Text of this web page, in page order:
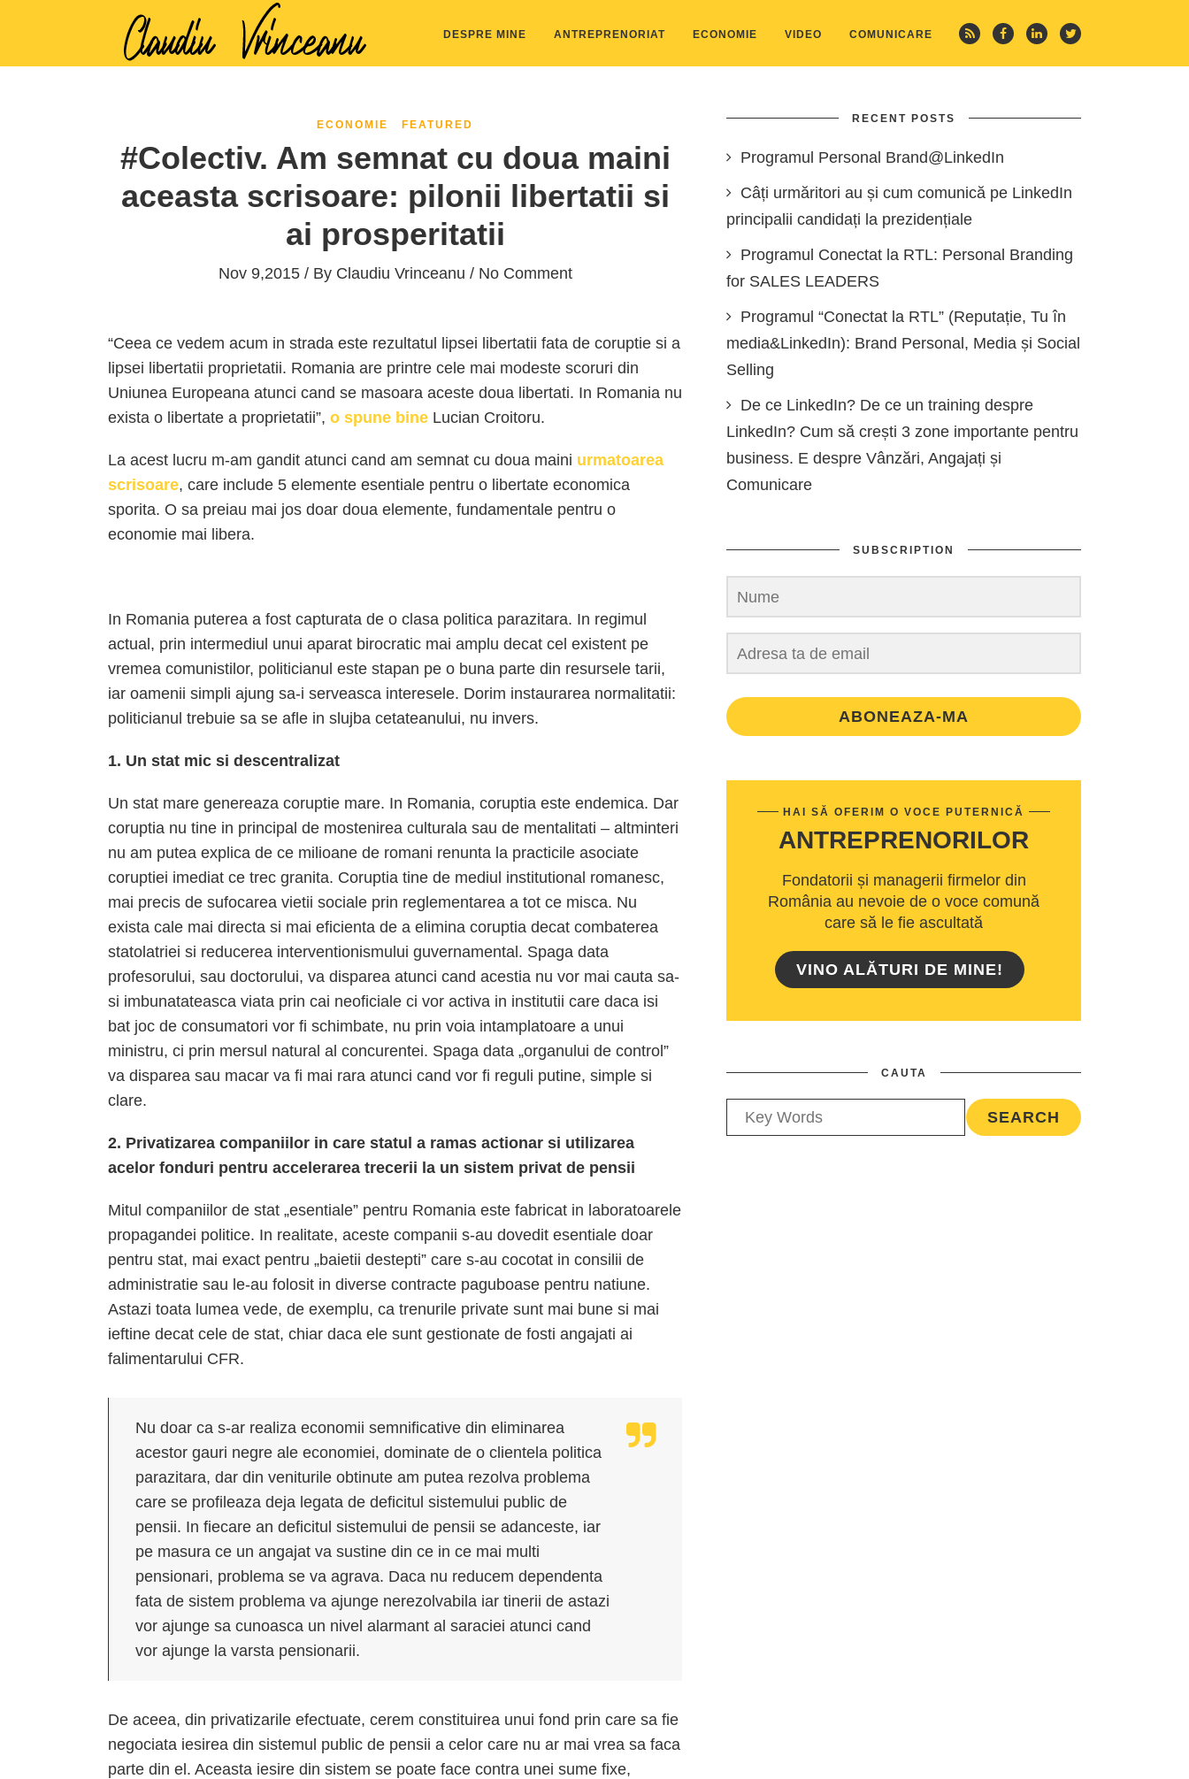
DESPRE MINE ANTREPRENORIAT ECONOMIE VIDEO COMUNICARE
ECONOMIE FEATURED
#Colectiv. Am semnat cu doua maini
aceasta scrisoare: pilonii libertatii si
ai prosperitatii
Nov 9,2015 / By Claudiu Vrinceanu / No Comment
“Ceea ce vedem acum in strada este rezultatul lipsei libertatii fata de coruptie si a
lipsei libertatii proprietatii. Romania are printre cele mai modeste scoruri din
Uniunea Europeana atunci cand se masoara aceste doua libertati. In Romania nu
exista o libertate a proprietatii”, o spune bine Lucian Croitoru.
La acest lucru m-am gandit atunci cand am semnat cu doua maini urmatoarea
scrisoare, care include 5 elemente esentiale pentru o libertate economica
sporita. O sa preiau mai jos doar doua elemente, fundamentale pentru o
economie mai libera.
In Romania puterea a fost capturata de o clasa politica parazitara. In regimul
actual, prin intermediul unui aparat birocratic mai amplu decat cel existent pe
vremea comunistilor, politicianul este stapan pe o buna parte din resursele tarii,
iar oamenii simpli ajung sa-i serveasca interesele. Dorim instaurarea normalitatii:
politicianul trebuie sa se afle in slujba cetateanului, nu invers.
1. Un stat mic si descentralizat
Un stat mare genereaza coruptie mare. In Romania, coruptia este endemica. Dar
coruptia nu tine in principal de mostenirea culturala sau de mentalitati – altminteri
nu am putea explica de ce milioane de romani renunta la practicile asociate
coruptiei imediat ce trec granita. Coruptia tine de mediul institutional romanesc,
mai precis de sufocarea vietii sociale prin reglementarea a tot ce misca. Nu
exista cale mai directa si mai eficienta de a elimina coruptia decat combaterea
statolatriei si reducerea interventionismului guvernamental. Spaga data
profesorului, sau doctorului, va disparea atunci cand acestia nu vor mai cauta sa-
si imbunatateasca viata prin cai neoficiale ci vor activa in institutii care daca isi
bat joc de consumatori vor fi schimbate, nu prin voia intamplatoare a unui
ministru, ci prin mersul natural al concurentei. Spaga data „organului de control”
va disparea sau macar va fi mai rara atunci cand vor fi reguli putine, simple si
clare.
2. Privatizarea companiilor in care statul a ramas actionar si utilizarea
acelor fonduri pentru accelerarea trecerii la un sistem privat de pensii
Mitul companiilor de stat „esentiale” pentru Romania este fabricat in laboratoarele
propagandei politice. In realitate, aceste companii s-au dovedit esentiale doar
pentru stat, mai exact pentru „baietii destepti” care s-au cocotat in consilii de
administratie sau le-au folosit in diverse contracte paguboase pentru natiune.
Astazi toata lumea vede, de exemplu, ca trenurile private sunt mai bune si mai
ieftine decat cele de stat, chiar daca ele sunt gestionate de fosti angajati ai
falimentarului CFR.
Nu doar ca s-ar realiza economii semnificative din eliminarea
acestor gauri negre ale economiei, dominate de o clientela politica
parazitara, dar din veniturile obtinute am putea rezolva problema
care se profileaza deja legata de deficitul sistemului public de
pensii. In fiecare an deficitul sistemului de pensii se adanceste, iar
pe masura ce un angajat va sustine din ce in ce mai multi
pensionari, problema se va agrava. Daca nu reducem dependenta
fata de sistem problema va ajunge nerezolvabila iar tinerii de astazi
vor ajunge sa cunoasca un nivel alarmant al saraciei atunci cand
vor ajunge la varsta pensionarii.
De aceea, din privatizarile efectuate, cerem constituirea unui fond prin care sa fie
negociata iesirea din sistemul public de pensii a celor care nu ar mai vrea sa faca
parte din el. Aceasta iesire din sistem se poate face contra unei sume fixe,
RECENT POSTS
Programul Personal Brand@LinkedIn
Câți urmăritori au și cum comunică pe LinkedIn
principalii candidați la prezidențiale
Programul Conectat la RTL: Personal Branding
for SALES LEADERS
Programul “Conectat la RTL” (Reputație, Tu în
media&LinkedIn): Brand Personal, Media și Social
Selling
De ce LinkedIn? De ce un training despre
LinkedIn? Cum să crești 3 zone importante pentru
business. E despre Vânzări, Angajați și
Comunicare
SUBSCRIPTION
ABONEAZA-MA
HAI SĂ OFERIM O VOCE PUTERNICĂ
ANTREPRENORILOR
Fondatorii și managerii firmelor din
România au nevoie de o voce comună
care să le fie ascultată
VINO ALĂTURI DE MINE!
CAUTA